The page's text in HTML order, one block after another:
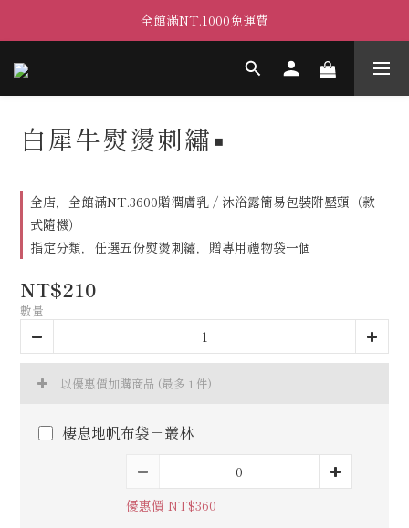
全館滿NT.1000免運費
白犀牛熨燙刺繡▪
全店，全館滿NT.3600贈潤膚乳 / 沐浴露簡易包裝附壓頭（款
式隨機）
指定分類，任選五份熨燙刺繡，贈專用禮物袋一個
NT$210
數量
以優惠價加購商品 (最多 1 件)
棲息地帆布袋－叢林
優惠價 NT$360